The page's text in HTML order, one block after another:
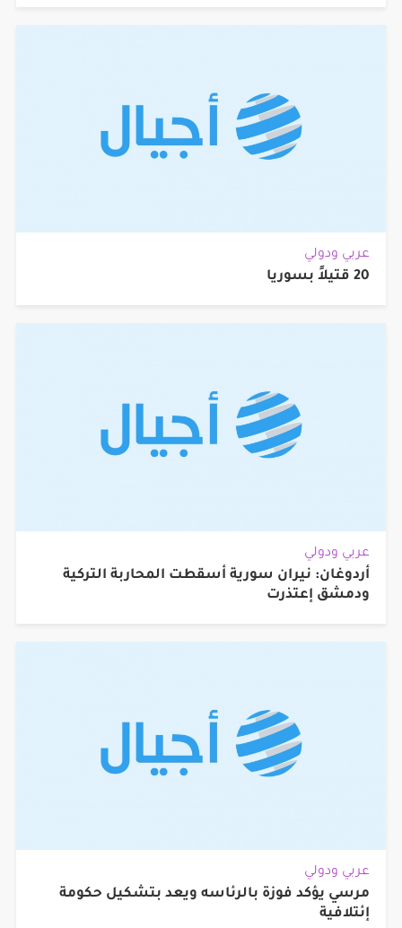
عربي ودولي
20 قتيلاً بسوريا
عربي ودولي
أردوغان: نيران سورية أسقطت المحاربة التركية
ودمشق إعتذرت
عربي ودولي
مرسي يؤكد فوزة بالرئاسه ويعد بتشكيل حكومة
إئتلافية